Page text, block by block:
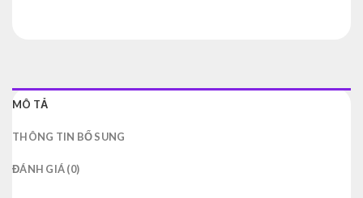
MÔ TẢ
THÔNG TIN BỔ SUNG
ĐÁNH GIÁ (0)